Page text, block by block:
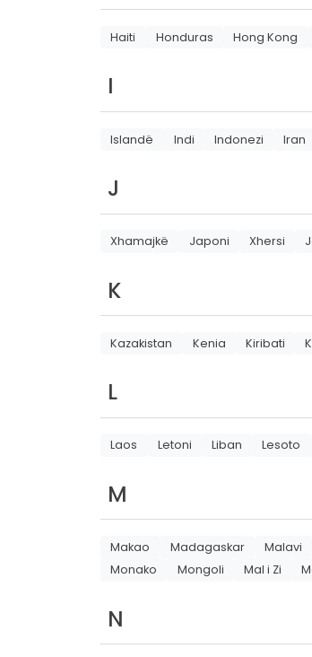
Haiti Honduras Hong Kong
I
Islandë Indi Indonezi Iran
J
Xhamajkë Japoni Xhersi
K
Kazakistan Kenia Kiribati
L
Laos Letoni Liban Lesoto
M
Makao Madagaskar Malavi
Monako
Mongoli Mal i Zi
N